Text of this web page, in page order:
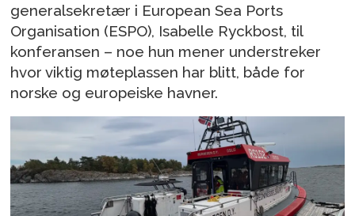
generalsekretær i European Sea Ports
Organisation (ESPO), Isabelle Ryckbost, til
konferansen – noe hun mener understreker
hvor viktig møteplassen har blitt, både for
norske og europeiske havner.